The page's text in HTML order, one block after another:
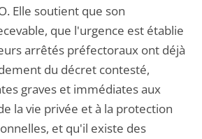
Elle soutient que son
que l'urgence est établie
arrêtés préfectoraux ont déjà
du décret contesté,
graves et immédiates aux
la vie privée et à la protection
et qu'il existe des